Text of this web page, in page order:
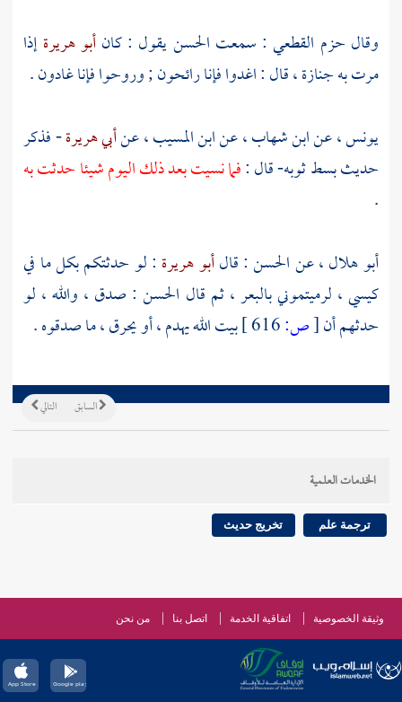
وقال حزم القطعي : سمعت الحسنيقول : كانأبو هريرةإذا
مرت به جنازة ، قال : اغدوا فإنا رائحون ; وروحوا فإنا غادون .
يونس، عنابن شهاب، عنابن المسيب، عنأبي هريرة- فذكر
حديث بسط ثوبه- قال :فما نسيت بعد ذلك اليوم شيئا حدثت به
.
أبو هلال، عنالحسن: قالأبو هريرة : لو حدثتكم بكل ما في
كيسي ، لرميتموني بالبعر ، ثم قال الحسن : صدق ، والله ، لو
حدثهم أن[ص: بيت اللهيهدم ، أو يحرق ، ما صدقوه .
التالي السابق
الخدمات العلمية
ترجمة علم تخريج حديث
وثيقة الخصوصية اتفاقية الخدمة اتصل بنا من نحن